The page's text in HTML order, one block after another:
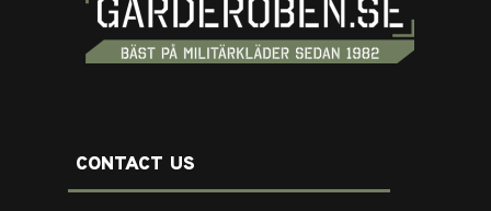
CONTACT US